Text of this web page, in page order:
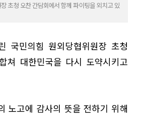
초청 오찬 간담회에서 함께 파이팅을 외치고 있
국민의힘 원외당협위원장 초청
쳐 대한민국을 다시 도약시키고
노고에 감사의 뜻을 전하기 위해